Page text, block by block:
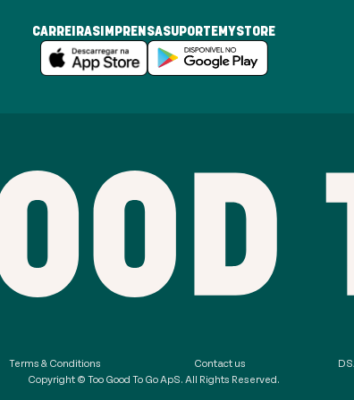
CARREIRAS IMPRENSASUPORTE MYSTORE
Terms & Conditions Contact us
Copyright © Too Good To Go ApS. All Rights Reserved.